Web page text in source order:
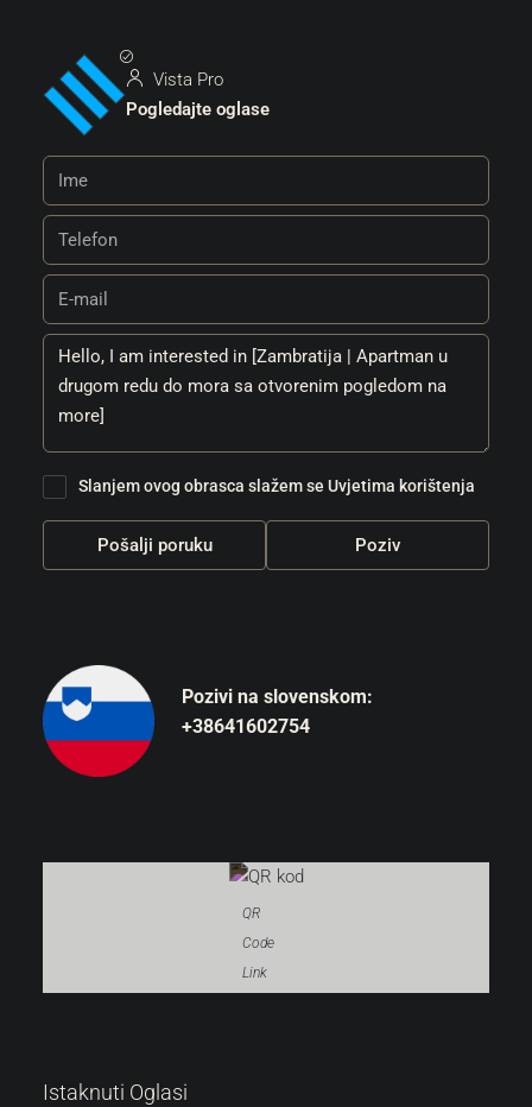
Vista Pro
Pogledajte oglase
Slanjem ovog obrasca slažem se Uvjetima korištenja
Pošalji poruku Poziv
Pozivi na slovenskom:
+38641602754
QR
Code
Link
Istaknuti Oglasi
287.000 €